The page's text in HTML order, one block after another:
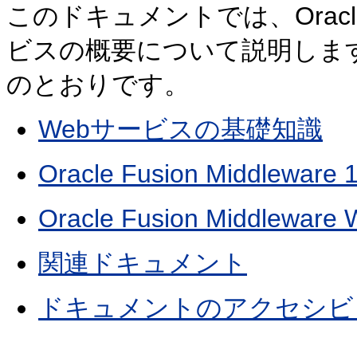
このドキュメントでは、
ビスの概要について説明し
のとおりです。
Webサービスの基礎知識
Oracle Fusion Middleware
Oracle Fusion Middleware
関連ドキュメント
ドキュメントのアクセシ